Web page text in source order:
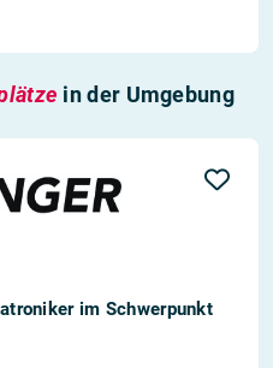
in der Umgebung
im Schwerpunkt